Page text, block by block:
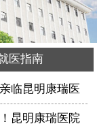
医指南
临昆明康瑞医
昆明康瑞医院